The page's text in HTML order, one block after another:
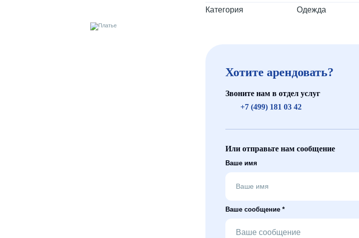
Категория
Одежда
Хотите арендовать?
Звоните нам в отдел услуг
+7 (499) 181 03 42
Или отправьте нам сообщение
Ваше имя
Ваше сообщение *